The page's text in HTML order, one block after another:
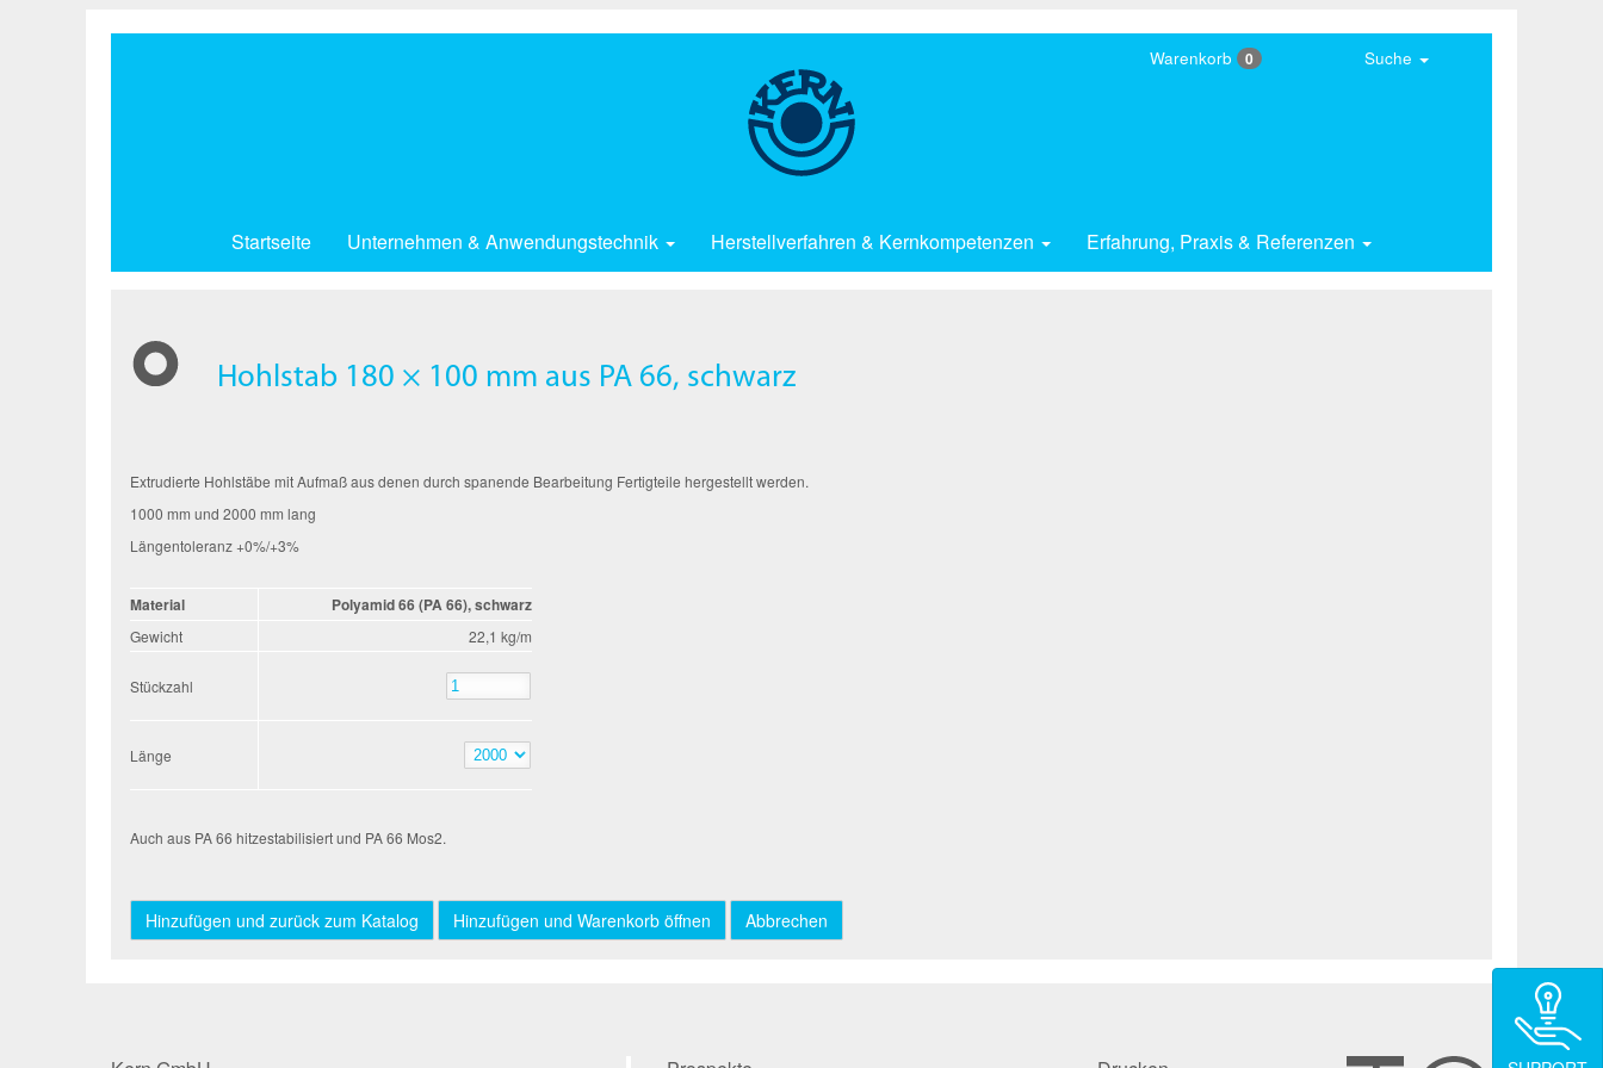
Startseite Unternehmen & Anwendungstechnik Herstellverfahren & Kernkompetenzen Erfahrung, Praxis & Referenzen
Warenkorb 0 Suche
Hohlstab 180 × 100 mm aus PA 66, schwarz
Extrudierte Hohlstäbe mit Aufmaß aus denen durch spanende Bearbeitung Fertigteile hergestellt werden.
1000 mm und 2000 mm lang
Längentoleranz +0%/+3%
Material Polyamid 66 (PA 66), schwarz
Gewicht 22,1 kg/m
Stückzahl
Länge
Auch aus PA 66 hitzestabilisiert und PA 66 Mos2.